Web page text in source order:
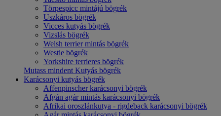
Törpespicc mintájú bögrék
Uszkáros bögrék
Vicces kutyás bögrék
Vizslás bögrék
Welsh terrier mintás bögrék
Westie bögrék
Yorkshire terrieres bögrék
Mutass mindent Kutyás bögrék
Karácsonyi kutyás bögrék
Affenpinscher karácsonyi bögrék
Afgán agár mintás karácsonyi bögrék
Afrikai oroszlánkutya - rigdeback karácsonyi bögrék